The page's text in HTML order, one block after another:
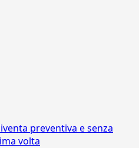
preventiva e senza
volta